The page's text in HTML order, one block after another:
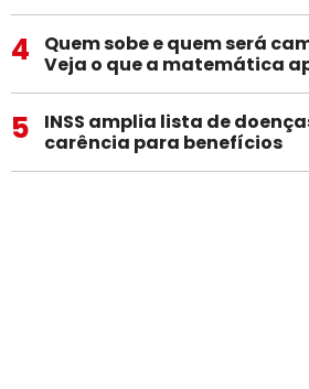
4
Quem sobe e quem será
Veja o que a matemática
5
INSS amplia lista de
carência para benefícios